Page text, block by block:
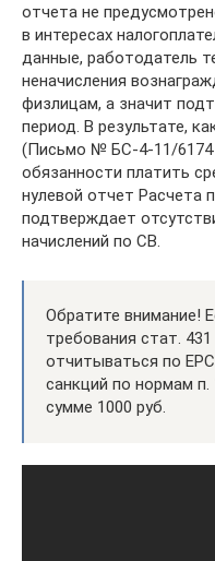
отчета не
в интересах
данные, работодатель
неначисления
физлицам, а значит
период. В результате,
(Письмо № БС-4-11/6174
обязанности платить
нулевой отчет Расчета
подтверждает
начислений по СВ.
Обратите внимание!
требования стат.
отчитываться по
санкций по нормам
сумме 1000 руб.